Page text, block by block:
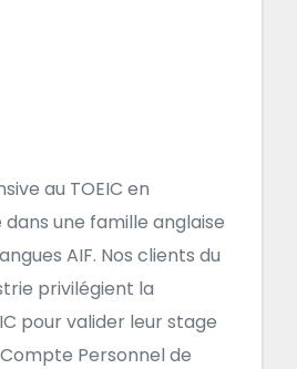
au TOEIC en
une famille anglaise
AIF. Nos clients du
privilégient la
pour valider leur stage
Personnel de